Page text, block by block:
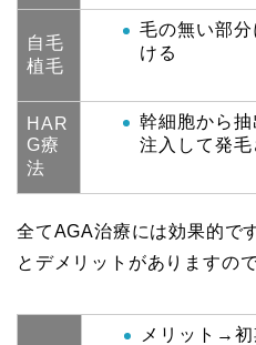
自毛
植毛
毛の無い部
ける
HAR
G療
法
幹細胞から
注入して発毛
全てAGA治療には効果的で
とデメリットがありますの
メリット→初